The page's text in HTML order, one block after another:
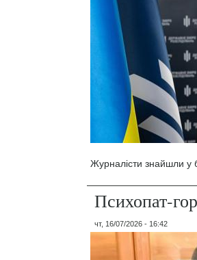
Журналісти знайшли у
Психопат-
чт, 16/07/2026 - 16:42